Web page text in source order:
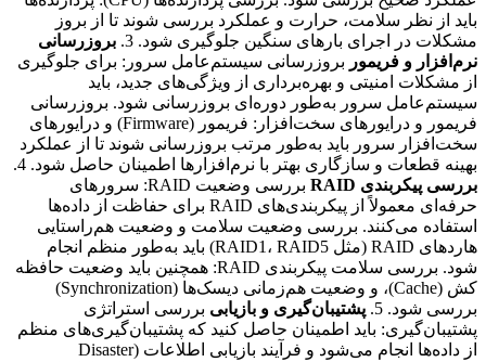
باید از نظر سلامت، حرارت و عملکرد بررسی شوند تا از بروز
مشکلات در اجرای بارهای سنگین جلوگیری شود. 3.
بروزرسانی
نرم‌افزار و فریمور بروزرسانی سیستم‌عامل سرور: برای جلوگیری
از مشکلات امنیتی و بهره‌برداری از ویژگی‌های جدید، باید
سیستم‌عامل سرور به‌طور دوره‌ای بروزرسانی شود. بروزرسانی
فریمور و درایورهای سخت‌افزار: فریمور (Firmware) و درایورهای
سخت‌افزار سرور باید به‌طور مرتب بروزرسانی شوند تا از عملکرد
بهینه قطعات و سازگاری بهتر با نرم‌افزارها اطمینان حاصل شود. 4.
بررسی پیکربندی RAID
بررسی وضعیت RAID: سرورهای
حرفه‌ای معمولاً از پیکربندی‌های RAID برای حفاظت از داده‌ها
استفاده می‌کنند. بررسی وضعیت سلامت و وضعیت هم‌راستایی
هاردهای RAID (مثل RAID1، RAID5) باید به‌طور منظم انجام
شود. بررسی سلامت پیکربندی RAID: همچنین باید وضعیت حافظه
کش (Cache)، و وضعیت هم‌زمانی دیسک‌ها (Synchronization)
بررسی شود. 5.
پشتیبان‌گیری و بازیابی بررسی استراتژی
پشتیبان‌گیری: باید اطمینان حاصل کنید که پشتیبان‌گیری‌های منظم
از داده‌ها انجام می‌شود و فرآیند بازیابی اطلاعات (Disaster